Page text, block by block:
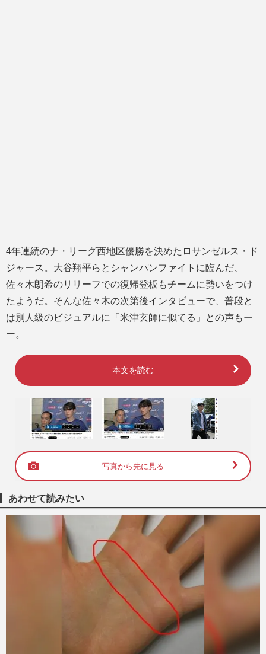
4年連続のナ・リーグ西地区優勝を決めたロサンゼルス・ド
ジャース。大谷翔平らとシャンパンファイトに臨んだ、
佐々木朗希のリリーフでの復帰登板もチームに勢いをつけ
たようだ。そんな佐々木の次第後インタビューで、普段と
は別人級のビジュアルに「米津玄師に似てる」との声もー
ー。
本文を読む
写真から先に見る
あわせて読みたい